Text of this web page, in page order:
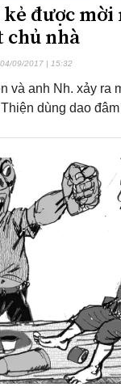
được mời
chủ nhà
09/2017 | 15:32
và anh Nh. xảy ra
dùng dao